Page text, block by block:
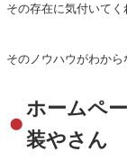
その存在に気付いてく
そのノウハウがわから
ホームペ
装やさん